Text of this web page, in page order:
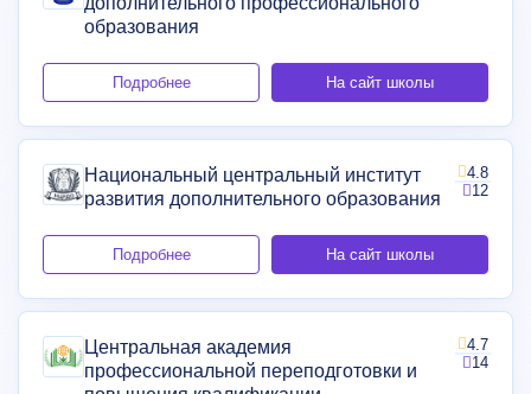
образования
Подробнее На сайт школы
Национальный центральный институт
развития дополнительного образования
4.8
12
Подробнее На сайт школы
Центральная академия
профессиональной переподготовки и
4.7
14